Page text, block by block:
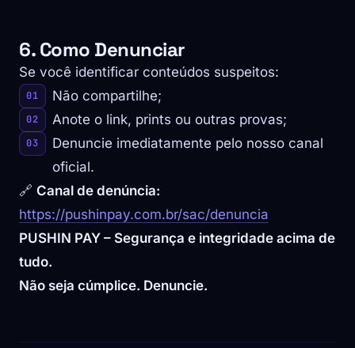
6. Como Denunciar
Se você identificar conteúdos suspeitos:
Não compartilhe;
Anote o link, prints ou outras provas;
Denuncie imediatamente pelo nosso canal
oficial.
🔗 Canal de denúncia:
https://pushinpay.com.br/sac/denuncia
PUSHIN PAY – Segurança e integridade acima de
tudo.
Não seja cúmplice. Denuncie.